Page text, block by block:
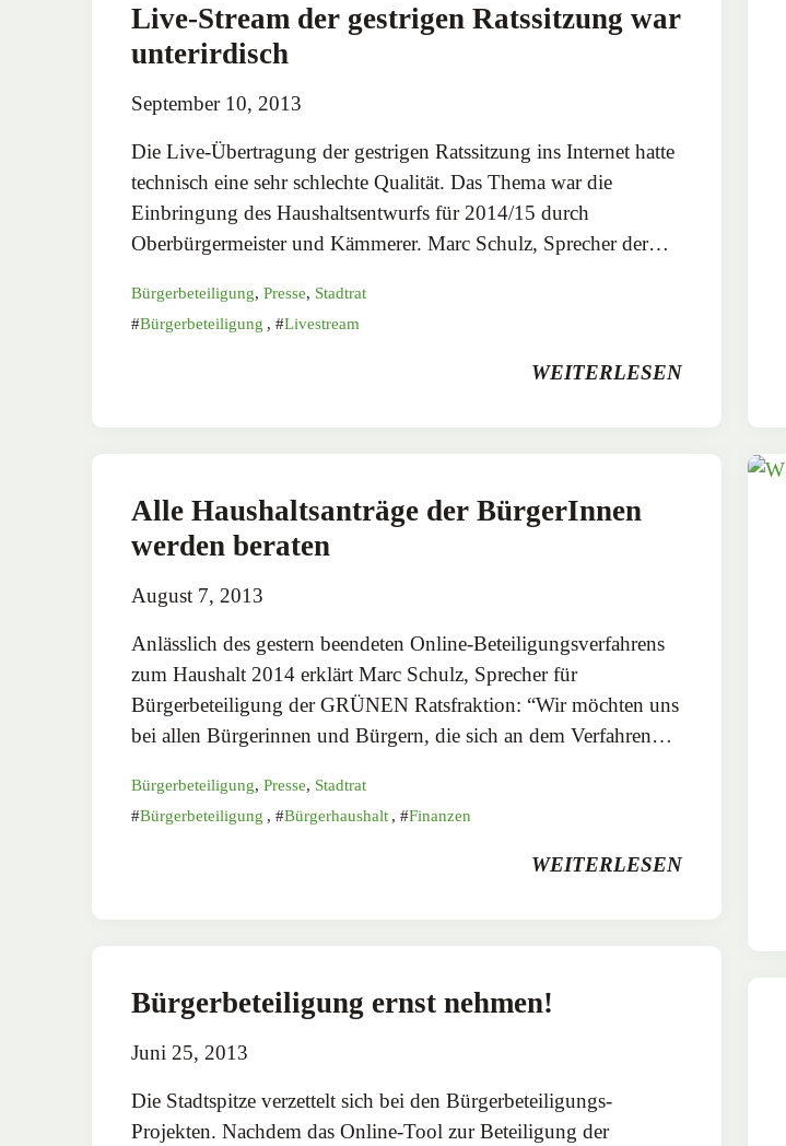
Live-Stream der gestrigen Ratssitzung war
unterirdisch
September 10, 2013
Die Live-Übertragung der gestrigen Ratssitzung ins Internet hatte
technisch eine sehr schlechte Qualität. Das Thema war die
Einbringung des Haushaltsentwurfs für 2014/15 durch
Oberbürgermeister und Kämmerer. Marc Schulz, Sprecher der…
Bürgerbeteiligung, Presse, Stadtrat
Bürgerbeteiligung , Livestream
WEITERLESEN
Alle Haushaltsanträge der BürgerInnen
werden beraten
August 7, 2013
Anlässlich des gestern beendeten Online-Beteiligungsverfahrens
zum Haushalt 2014 erklärt Marc Schulz, Sprecher für
Bürgerbeteiligung der GRÜNEN Ratsfraktion: “Wir möchten uns
bei allen Bürgerinnen und Bürgern, die sich an dem Verfahren…
Bürgerbeteiligung, Presse, Stadtrat
Bürgerbeteiligung , Bürgerhaushalt , Finanzen
WEITERLESEN
Bürgerbeteiligung ernst nehmen!
Juni 25, 2013
Die Stadtspitze verzettelt sich bei den Bürgerbeteiligungs-
Projekten. Nachdem das Online-Tool zur Beteiligung der